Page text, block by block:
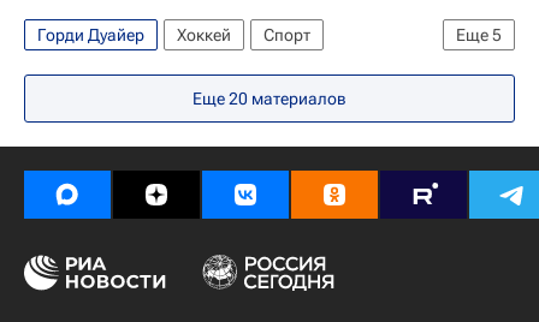
Еще5
Горди Дуайер Хоккей
Спорт
КХЛ 2025-2026
Динамо (Минск)
ХК Динамо (Москва)
Джастин Фонтэйн
Еще20 материалов